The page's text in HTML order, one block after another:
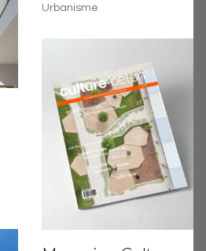
Urbanisme